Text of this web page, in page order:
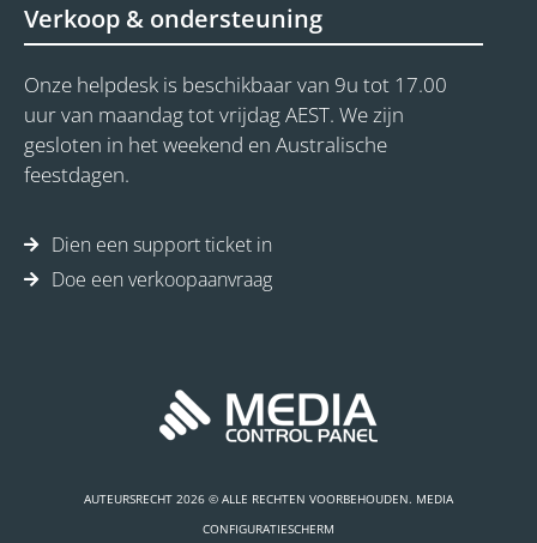
Verkoop & ondersteuning
Onze helpdesk is beschikbaar van 9u tot 17.00
uur van maandag tot vrijdag AEST. We zijn
gesloten in het weekend en Australische
feestdagen.
Dien een support ticket in
Doe een verkoopaanvraag
AUTEURSRECHT 2026 © ALLE RECHTEN VOORBEHOUDEN. MEDIA
CONFIGURATIESCHERM